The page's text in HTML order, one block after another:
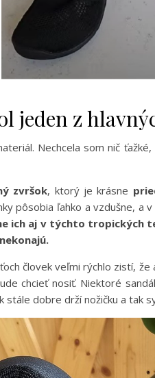
jeden z
Nechcela som nič
zvršok, ktorý je krásne
pôsobia ľahko a vzdušne, a
ich aj v týchto tropických
človek veľmi rýchlo zistí,
chcieť nosiť. Niektoré
stále dobre drží nožičku a tak